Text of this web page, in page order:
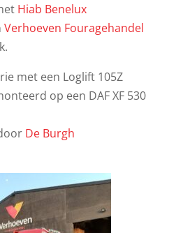
Hiab Benelux
Verhoeven Fouragehandel
met een Loglift 105Z
op een DAF XF 530
De Burgh